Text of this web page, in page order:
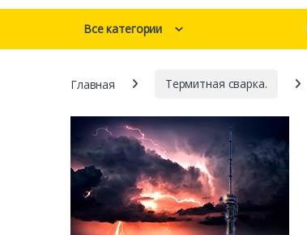
Все категории
Главная Термитная сварка.